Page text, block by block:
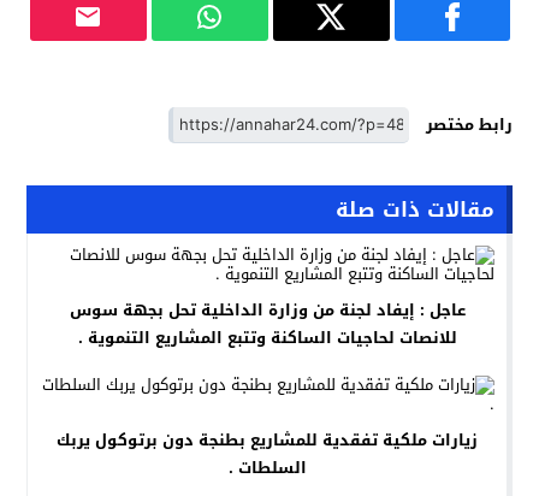
رابط مختصر
مقالات ذات صلة
عاجل : إيفاد لجنة من وزارة الداخلية تحل بجهة سوس
للانصات لحاجيات الساكنة وتتبع المشاريع التنموية .
زيارات ملكية تفقدية للمشاريع بطنجة دون برتوكول يربك
السلطات .